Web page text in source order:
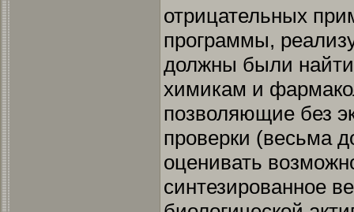
отрицательных
программы,
должны были
химикам и
позволяющие без
проверки (весьма
оценивать
синтезированное